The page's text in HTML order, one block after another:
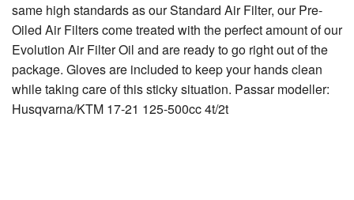
same high standards as our Standard Air Filter, our Pre-
Oiled Air Filters come treated with the perfect amount of our
Evolution Air Filter Oil and are ready to go right out of the
package. Gloves are included to keep your hands clean
while taking care of this sticky situation. Passar modeller:
Husqvarna/KTM 17-21 125-500cc 4t/2t